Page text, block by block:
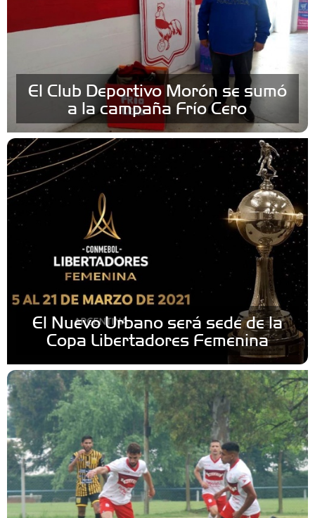
El Club Deportivo Morón se sumó
a la campaña Frío Cero
El Nuevo Urbano será sede de la
Copa Libertadores Femenina